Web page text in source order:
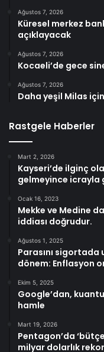
Ağustos 7, 2026
Küresel merkez
açıklayacak
Ağustos 7, 2026
Kocaeli’de gece
Ağustos 7, 2026
Daha yeşil Milas
Rastgele Haberler
Mart 2, 2026
Kayseri’de ilginç
gelmeyince icrayla
Ocak 16, 2023
Mekke ve Medine
iddiası doğrudur.
Ağustos 1, 2025
Parasını
dönem: Enflasyon
Ekim 5, 2025
Google’dan,
hamle
Mart 19, 2026
Pentagon’da
milyar dolarlık